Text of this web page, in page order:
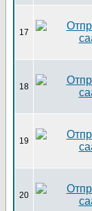
17
18
19
20